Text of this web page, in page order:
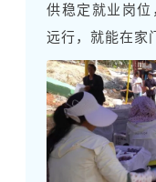
供稳定就业岗位
远行，就能在家